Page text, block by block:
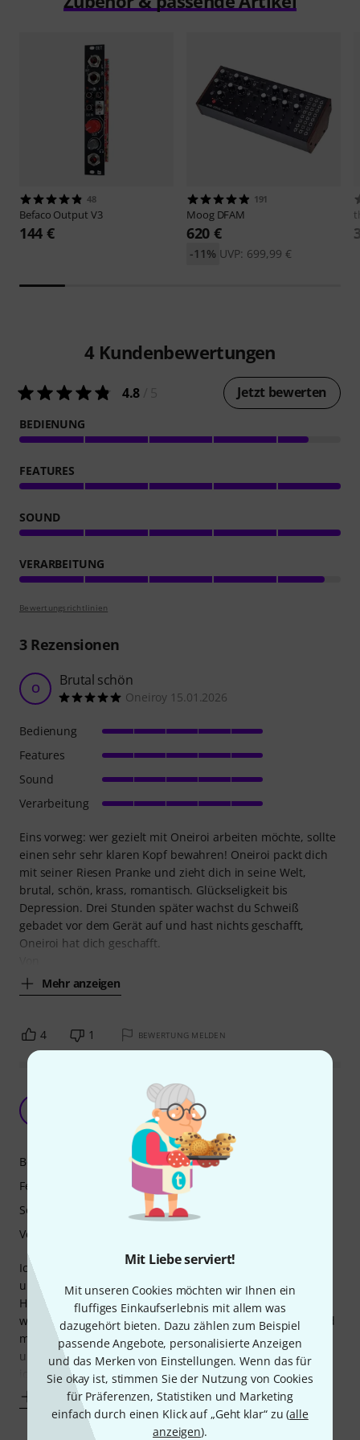
Mit Liebe serviert!
Mit unseren Cookies möchten wir Ihnen ein
fluffiges Einkaufserlebnis mit allem was
dazugehört bieten. Dazu zählen zum Beispiel
passende Angebote, personalisierte Anzeigen
und das Merken von Einstellungen. Wenn das für
Sie okay ist, stimmen Sie der Nutzung von Cookies
für Präferenzen, Statistiken und Marketing
einfach durch einen Klick auf „Geht klar“ zu (alle
anzeigen).
48
Befaco Output V3
144 €
191
Moog DFAM
620 €
UVP: 699,99 €
-11%
4 Kundenbewertungen
4.8 Jetzt bewerten
BEDIENUNG
FEATURES
SOUND
VERARBEITUNG
Bewertungsrichtlinien
3Rezensionen
O Brutal schön
Oneiroy 15.01.2026
Eins vorweg: wer gezielt mit Oneiroi arbeiten möchte, sollte
einen sehr sehr klaren Kopf bewahren! Oneiroi packt dich
mit seiner Riesen Pranke und zieht dich in seine Welt,
brutal, schön, krass, romantisch. Glückseligkeit bis
Depression. Drei Stunden später wachst du Schweiß
gebadet vor dem Gerät auf und hast nichts geschafft,
Oneiroi hat dich geschafft.
Mehr anzeigen
Bedienung
Features
Sound
Verarbeitung
4 1 BEWERTUNG MELDEN
Sehr guter Drone-Synth für unheimliche
Herr_Flow 28.10.2025
Ich habe mir den Oneiroi Pod besorgt, um damit
unheimliche Klangteppiche im Stile von Horrorfilm-
Hintergrundmusik zu erzeugen, und dafür ist das Gerät
wunderbar geeignet. Der Sound ist 1A. Die Funktionen sind
mannigfaltig, einfach damit rumzuspielen mach
unglaublichen Spaß, und die Hälfte der Funktionen habe
ich noch gar nicht ausgetestet. Das Handbuch ist da sehr
Mehr anzeigen
Bedienung
Features
Sound
Verarbeitung